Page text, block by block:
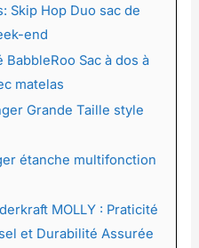
Skip Hop Duo sac de
end
BabbleRoo Sac à dos à
matelas
Grande Taille style
étanche multifonction
MOLLY : Praticité
et Durabilité Assurée